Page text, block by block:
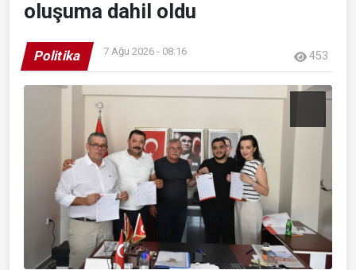
oluşuma dahil oldu
Politika 7 Ağu 2026 - 08:16 453